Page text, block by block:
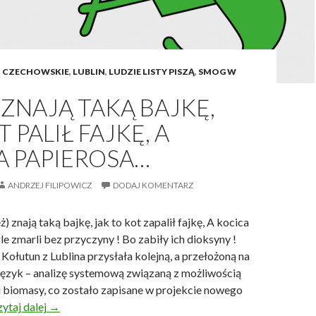
ó
w
,
c
z
y
l
CZECHOWSKIE, LUBLIN, LUDZIE LISTY PISZĄ, SMOG W
TAKĄ BAJKĘ,
PALIŁ FAJKĘ, A
PAPIEROSA…
ANDRZEJ FILIPOWICZ DODAJ KOMENTARZ
znają taką bajkę, jak to kot zapalił fajkę, A kocica
zmarli bez przyczyny ! Bo zabiły ich dioksyny !
z Lublina przysłała kolejną, a przełożoną na
– analizę systemową związaną z możliwością
co zostało zapisane w projekcie nowego
dalej D
→